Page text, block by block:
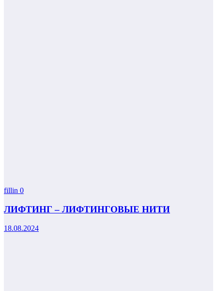
fillin 0
ЛИФТИНГ – ЛИФТИНГОВЫЕ НИТИ
18.08.2024